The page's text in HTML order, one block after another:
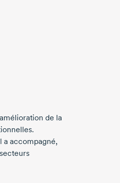
de la
a accompagné,